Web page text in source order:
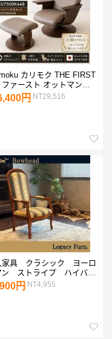
カリモク THE FIRST
ァースト オットマン付
円 NT29,516
家具 クラシック ヨーロ
ン ストライプ ハイバッ
ェア アーム SZ
円 NT4,955